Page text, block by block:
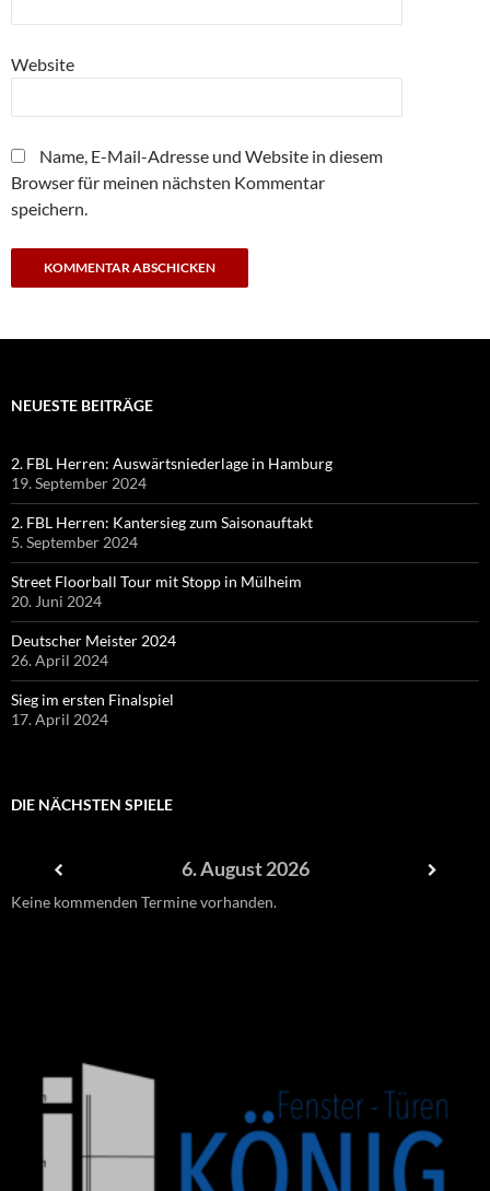
Website
Name, E-Mail-Adresse und Website in diesem
Browser für meinen nächsten Kommentar
speichern.
NEUESTE BEITRÄGE
2. FBL Herren: Auswärtsniederlage in Hamburg
19. September 2024
2. FBL Herren: Kantersieg zum Saisonauftakt
5. September 2024
Street Floorball Tour mit Stopp in Mülheim
20. Juni 2024
Deutscher Meister 2024
26. April 2024
Sieg im ersten Finalspiel
17. April 2024
DIE NÄCHSTEN SPIELE
6. August 2026
Keine kommenden Termine vorhanden.